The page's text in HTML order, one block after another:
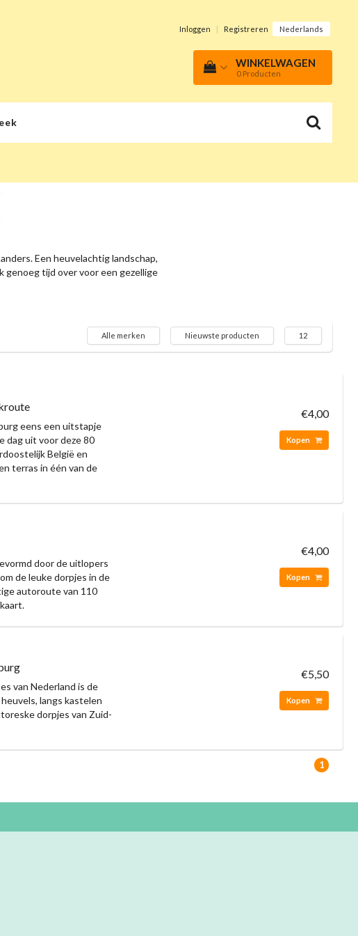
Inloggen | Registreren Nederlands
WINKELWAGEN
0 Producten
Een heuvelachtig landschap,
tijd over voor een gezellige
Alle merken Nieuwste producten 12
eens een uitstapje
dag uit voor deze 80
België en
terras in één van de
€4,00
Kopen
door de uitlopers
de leuke dorpjes in de
autoroute van 110
€4,00
Kopen
van Nederland is de
langs kastelen
dorpjes van Zuid-
€5,50
Kopen
1